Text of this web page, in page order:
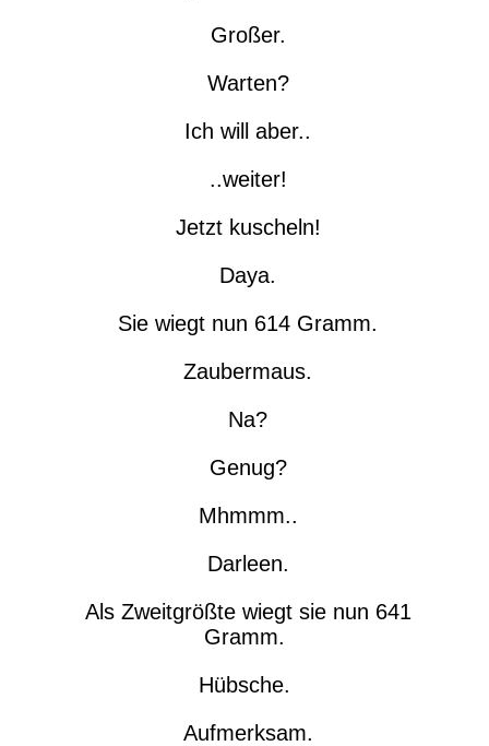
Großer.
Warten?
Ich will aber..
..weiter!
Jetzt kuscheln!
Daya.
Sie wiegt nun 614 Gramm.
Zaubermaus.
Na?
Genug?
Mhmmm..
Darleen.
Als Zweitgrößte wiegt sie nun 641
Gramm.
Hübsche.
Aufmerksam.